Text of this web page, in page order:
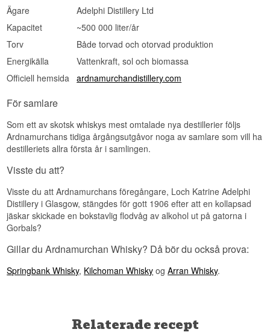
Ung · Maltig · Fruktig · Lätt rökig · Fatstyrka ·
Sädesrik
fönster innan destilleriet kunde kalla sin sprit
whisky, och de kommer aldrig igen. För den som
samlar ett destilleris historia från första flaskan är
Ardnamurchan hämtar all sin elektricitet från en
vattenkraftgenerator på floden vid destilleriet.
Platsen är så avlägsen att det var enklare att
praktiken kom först.
Se hela vårt sortiment avArdnamurchan
Se hela vårt sortiment avAdelphi
Ägare
Adelphi Distillery Ltd
Kapacitet
~500 000 liter/år
Torv
Både torvad och otorvad produktion
Energikälla
Vattenkraft, sol och biomassa
Officiell hemsida
ardnamurchandistillery.com
För samlare
Som ett av skotsk whiskys mest omtalade nya destillerier följs
Ardnamurchans tidiga årgångsutgåvor noga av samlare som vill ha
destilleriets allra första år i samlingen.
Visste du att?
Visste du att Ardnamurchans föregångare, Loch Katrine Adelphi
Distillery i Glasgow, stängdes för gott 1906 efter att en kollapsad
jäskar skickade en bokstavlig flodvåg av alkohol ut på gatorna i
Gorbals?
Gillar du Ardnamurchan Whisky? Då bör du också prova:
Springbank Whisky, Kilchoman Whisky ogArran Whisky.
Relaterade recept